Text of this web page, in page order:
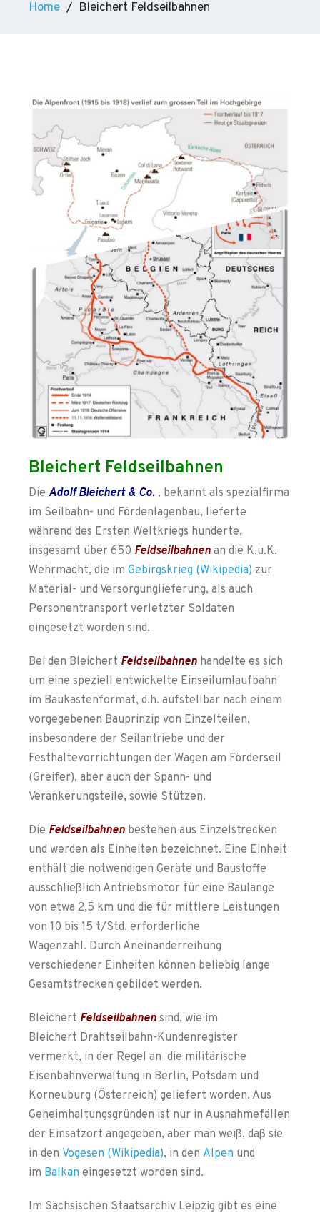
Home Bleichert Feldseilbahnen
Bleichert Feldseilbahnen
Die Adolf Bleichert & Co. , bekannt als spezialfirma
im Seilbahn- und Fördenlagenbau, lieferte
während des Ersten Weltkriegs hunderte,
insgesamt über 650 Feldseilbahnen an die K.u.K.
Wehrmacht, die im Gebirgskrieg (Wikipedia) zur
Material- und Versorgunglieferung, als auch
Personentransport verletzter Soldaten
eingesetzt worden sind.
Bei den Bleichert Feldseilbahnen handelte es sich
um eine speziell entwickelte Einseilumlaufbahn
im Baukastenformat, d.h. aufstellbar nach einem
vorgegebenen Bauprinzip von Einzelteilen,
insbesondere der Seilantriebe und der
Festhaltevorrichtungen der Wagen am Förderseil
(Greifer), aber auch der Spann- und
Verankerungsteile, sowie Stützen.
Die Feldseilbahnen bestehen aus Einzelstrecken
und werden als Einheiten bezeichnet. Eine Einheit
enthält die notwendigen Geräte und Baustoffe
ausschließlich Antriebsmotor für eine Baulänge
von etwa 2,5 km und die für mittlere Leistungen
von 10 bis 15 t/Std. erforderliche
Wagenzahl. Durch Aneinanderreihung
verschiedener Einheiten können beliebig lange
Gesamtstrecken gebildet werden.
Bleichert Feldseilbahnen sind, wie im
Bleichert Drahtseilbahn-Kundenregister
vermerkt, in der Regel an die militärische
Eisenbahnverwaltung in Berlin, Potsdam und
Korneuburg (Österreich) geliefert worden. Aus
Geheimhaltungsgründen ist nur in Ausnahmefällen
der Einsatzort angegeben, aber man weiß, daß sie
in den Vogesen (Wikipedia), in den Alpen und
im Balkan eingesetzt worden sind.
Im Sächsischen Staatsarchiv Leipzig gibt es eine